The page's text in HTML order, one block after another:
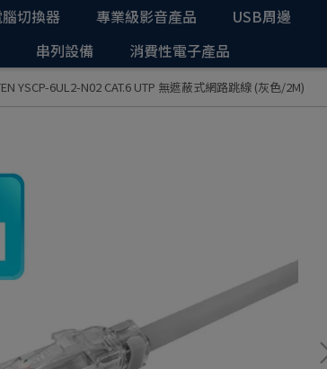
切換器 專業級影音產品 USB周邊
串列設備 消費性電子產品
YSCP-6UL2-N02 CAT.6 UTP 無遮蔽式網路跳線 (灰色/2M)